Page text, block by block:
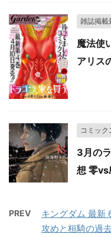
雑誌掲載
魔法使
アリス
コミック
3月の
想 零vs
PREV
キングダム 最新
攻めと桓騎の過